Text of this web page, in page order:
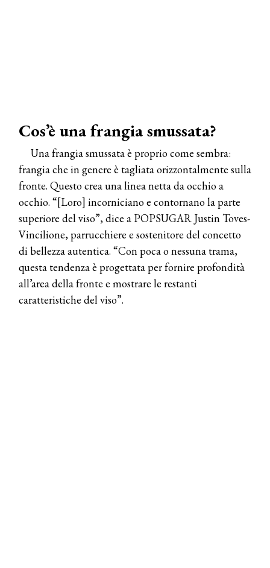
Cos’è una frangia smussata?
Una frangia smussata è proprio come sembra:
frangia che in genere è tagliata orizzontalmente sulla
fronte. Questo crea una linea netta da occhio a
occhio. “[Loro] incorniciano e contornano la parte
superiore del viso”, dice a POPSUGAR Justin Toves-
Vincilione, parrucchiere e sostenitore del concetto
di bellezza autentica. “Con poca o nessuna trama,
questa tendenza è progettata per fornire profondità
all’area della fronte e mostrare le restanti
caratteristiche del viso”.